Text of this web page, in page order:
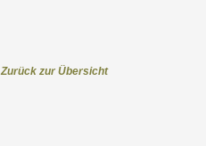
Zurück zur Übersicht